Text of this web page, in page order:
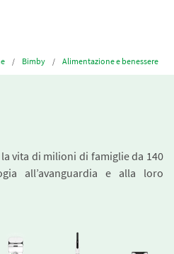
Bimby Alimentazione e benessere
vita di milioni di famiglie da 140
all’avanguardia e alla loro